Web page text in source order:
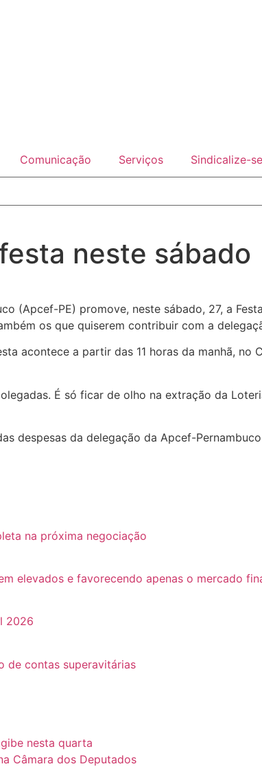
Comunicação Serviços Sindicalize-se
neste sábado
(Apcef-PE) promove, neste sábado, 27, a
os que quiserem contribuir com a
acontece a partir das 11 horas da manhã, no
É só ficar de olho na extração da
despesas da delegação da Apcef-
na próxima negociação
elevados e favorecendo apenas o mercado
2026
de contas superavitárias
nesta quarta
Câmara dos Deputados